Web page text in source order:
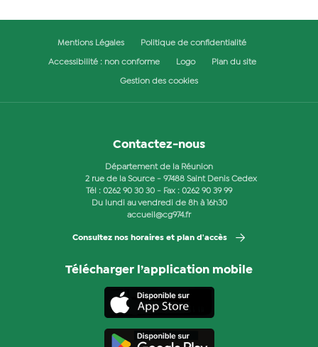
Mentions Légales Politique de confidentialité
Accessibilité : non conforme Logo Plan du site
Gestion des cookies
Contactez-nous
Département de la Réunion
2 rue de la Source - 97488 Saint Denis Cedex
Tél : 0262 90 30 30 - Fax : 0262 90 39 99
Du lundi au vendredi de 8h à 16h30
accueil@cg974.fr
Consultez nos horaires et plan d'accès
Télécharger l’application mobile